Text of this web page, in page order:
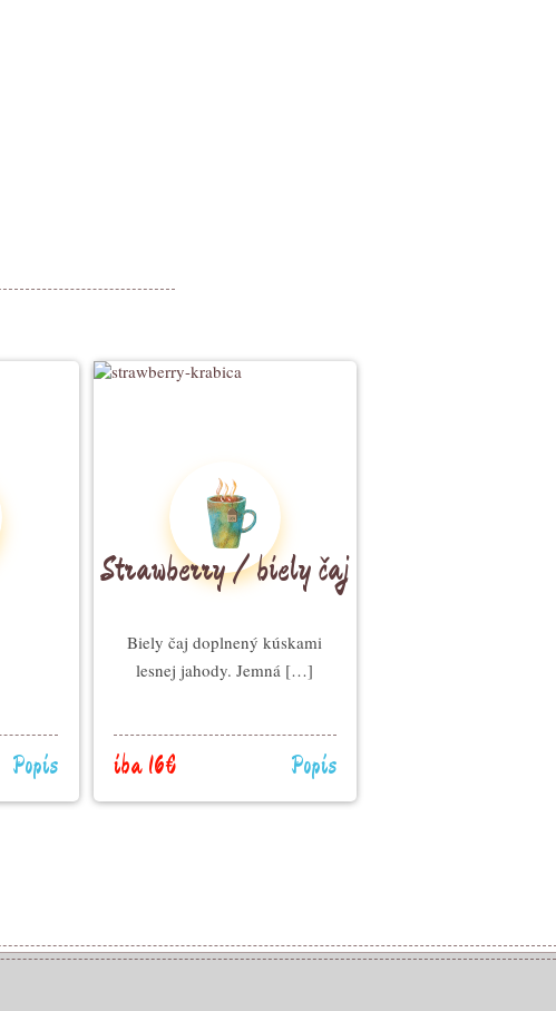
Popis
Strawberry / biely čaj
Biely čaj doplnený kúskami
lesnej jahody. Jemná […]
iba 16€ Popis